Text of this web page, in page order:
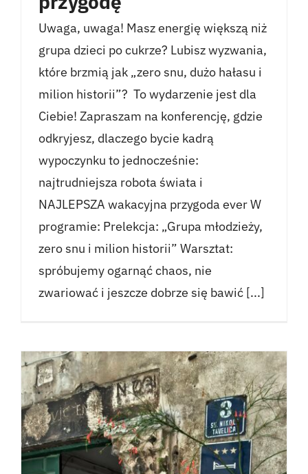
Uwaga, uwaga! Masz energię większą niż
grupa dzieci po cukrze? Lubisz wyzwania,
które brzmią jak „zero snu, dużo hałasu i
milion historii”? To wydarzenie jest dla
Ciebie! Zapraszam na konferencję, gdzie
odkryjesz, dlaczego bycie kadrą
wypoczynku to jednocześnie:
najtrudniejsza robota świata i
NAJLEPSZA wakacyjna przygoda ever W
programie: Prelekcja: „Grupa młodzieży,
zero snu i milion historii” Warsztat:
spróbujemy ogarnąć chaos, nie
zwariować i jeszcze dobrze się bawić [...]